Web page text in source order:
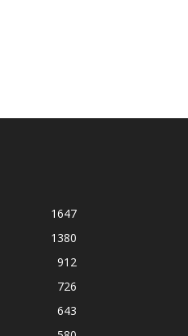
1647
1380
912
726
643